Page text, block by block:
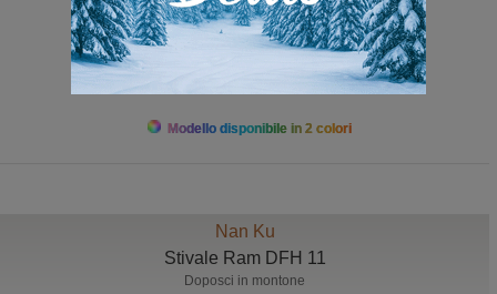
Modello disponibile in 2 colori
Nan Ku
Stivale Ram DFH 11
Doposci in montone